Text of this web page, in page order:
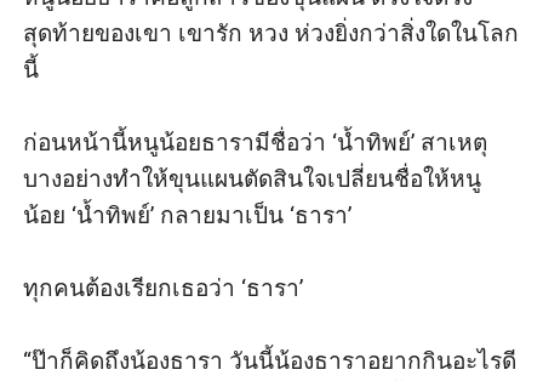
สุดท้ายของเขา เขารัก หวง ห่วงยิ่งกว่าสิ่งใดในโลก
นี้
ก่อนหน้านี้หนูน้อยธารามีชื่อว่า ‘น้ำทิพย์’ สาเหตุ
บางอย่างทำให้ขุนแผนตัดสินใจเปลี่ยนชื่อให้หนู
น้อย ‘น้ำทิพย์’ กลายมาเป็น ‘ธารา’
ทุกคนต้องเรียกเธอว่า ‘ธารา’
“ป๊าก็คิดถึงน้องธารา วันนี้น้องธาราอยากกินอะไรดี